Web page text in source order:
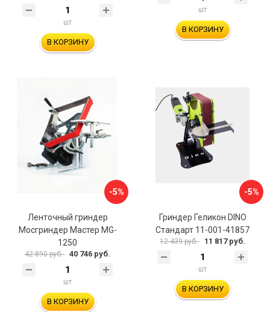
шт
В КОРЗИНУ
шт
В КОРЗИНУ
-5%
Ленточный гриндер
Мосгриндер Мастер MG-
1250
42 890 руб. 40 746 руб.
шт
В КОРЗИНУ
-5%
Гриндер Геликон DINO
Стандарт 11-001-41857
12 439 руб. 11 817 руб.
шт
В КОРЗИНУ